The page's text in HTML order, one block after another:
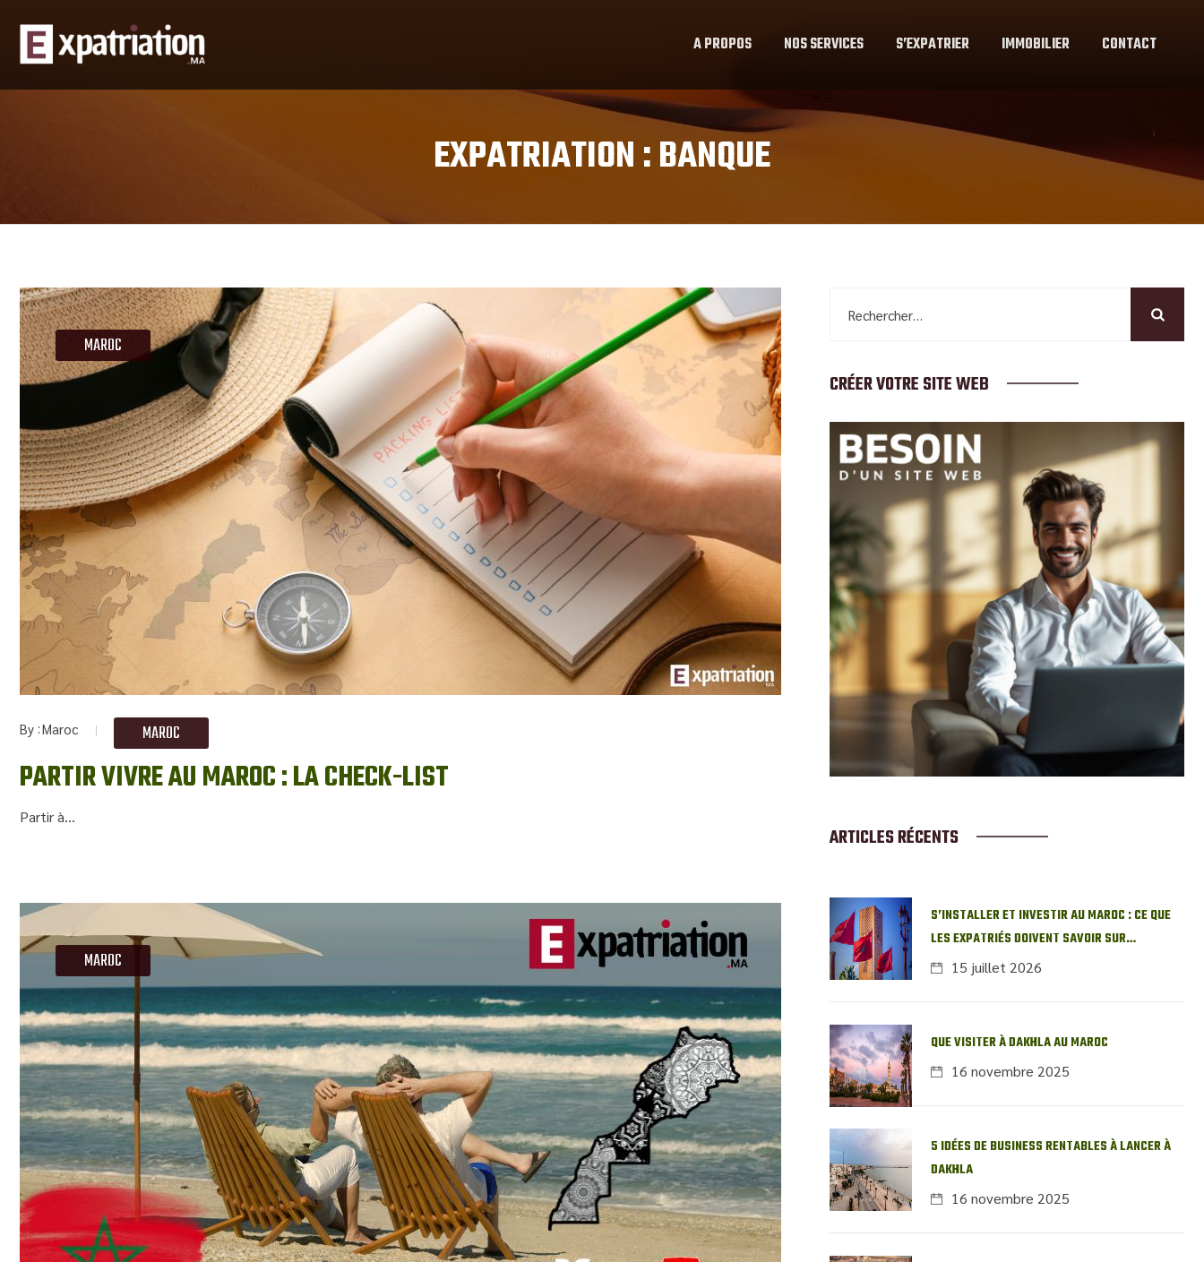
A PROPOS NOS SERVICES S’EXPATRIER IMMOBILIER CONTACT
EXPATRIATION :BANQUE
MAROC
By Maroc MAROC
PARTIR VIVRE AU MAROC : LA CHECK-LIST
Partir à...
MAROC
CRÉER VOTRE SITE WEB
ARTICLES RÉCENTS
S’INSTALLER ET INVESTIR AU MAROC : CE QUE
LES EXPATRIÉS DOIVENT SAVOIR SUR
L’IMMOBILIER LOCAL
15 juillet 2026
QUE VISITER À DAKHLA AU MAROC
16 novembre 2025
5 IDÉES DE BUSINESS RENTABLES À LANCER À
DAKHLA
16 novembre 2025